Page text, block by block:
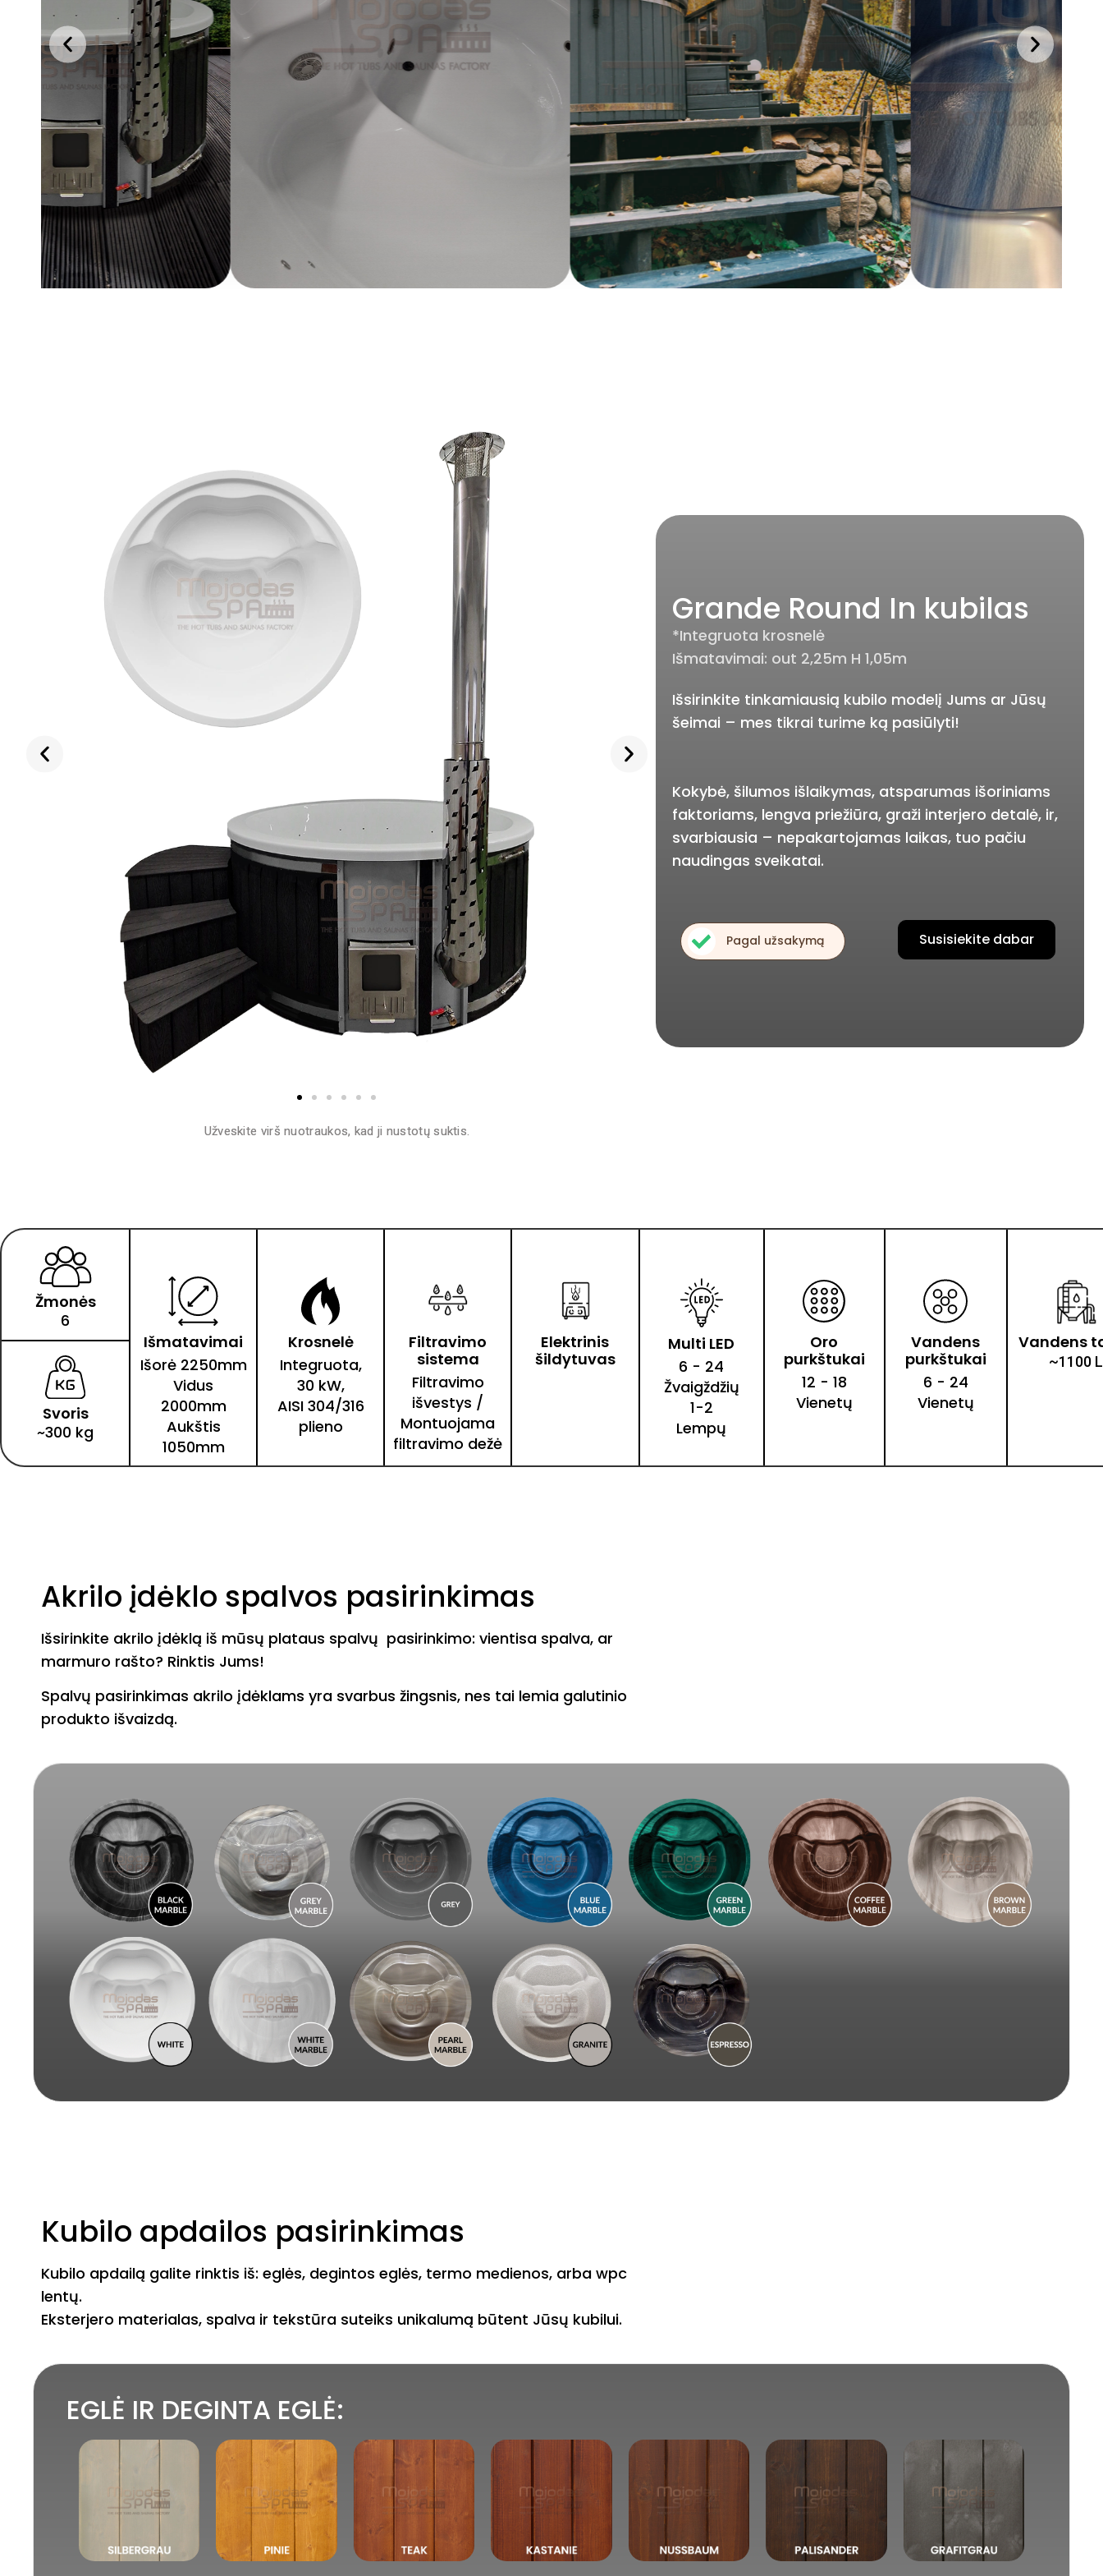
Užveskite virš nuotraukos, kad ji nustotų suktis.
Grande Round In kubilas
*Integruota krosnelė
Išmatavimai: out 2,25m H 1,05m
Išsirinkite tinkamiausią kubilo modelį Jums ar Jūsų
šeimai – mes tikrai turime ką pasiūlyti!
Kokybė, šilumos išlaikymas, atsparumas išoriniams
faktoriams, lengva priežiūra, graži interjero detalė, ir,
svarbiausia – nepakartojamas laikas, tuo pačiu
naudingas sveikatai.
Pagal užsakymą Susisiekite dabar
Žmonės
6
Svoris
~300 kg
Išmatavimai
Išorė 2250mm
Vidus
2000mm
Aukštis
1050mm
Krosnelė
Integruota,
30 kW,
AISI 304/316
plieno
Filtravimo
sistema
Filtravimo
išvestys /
Montuojama
filtravimo dežė
Elektrinis
šildytuvas
Multi LED
6 - 24
Žvaigždžių
1-2
Lempų
Oro
purkštukai
12 - 18
Vienetų
Vandens
purkštukai
6 - 24
Vienetų
Vandens
~1100 L
Akrilo įdėklo spalvos pasirinkimas
Išsirinkite akrilo įdėklą iš mūsų plataus spalvų pasirinkimo: vientisa spalva, ar
marmuro rašto? Rinktis Jums!
Spalvų pasirinkimas akrilo įdėklams yra svarbus žingsnis, nes tai lemia galutinio
produkto išvaizdą.
Kubilo apdailos pasirinkimas
Kubilo apdailą galite rinktis iš: eglės, degintos eglės, termo medienos, arba wpc
lentų.
Eksterjero materialas, spalva ir tekstūra suteiks unikalumą būtent Jūsų kubilui.
EGLĖ IR DEGINTA EGLĖ: